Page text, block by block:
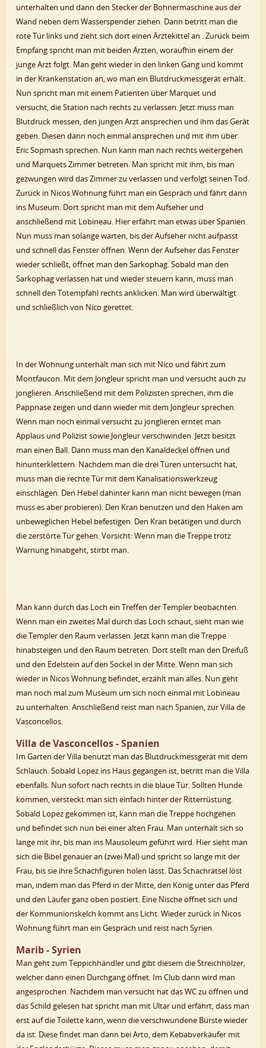
unterhalten und dann den Stecker der Bohnermaschine aus der
Wand neben dem Wasserspender ziehen. Dann betritt man die
rote Tür links und zieht sich dort einen Ärztekittel an . Zurück beim
Empfang spricht man mit beiden Ärzten, woraufhin einem der
junge Arzt folgt. Man geht wieder in den linken Gang und kommt
in der Krankenstation an, wo man ein Blutdruckmessgerät erhält.
Nun spricht man mit einem Patienten über Marquet und
versucht, die Station nach rechts zu verlassen. Jetzt muss man
Blutdruck messen, den jungen Arzt ansprechen und ihm das Gerät
geben. Diesen dann noch einmal ansprechen und mit ihm über
Eric Sopmash sprechen. Nun kann man nach rechts weitergehen
und Marquets Zimmer betreten. Man spricht mit ihm, bis man
gezwungen wird das Zimmer zu verlassen und verfolgt seinen Tod.
Zurück in Nicos Wohnung führt man ein Gespräch und fährt dann
ins Museum. Dort spricht man mit dem Aufseher und
anschließend mit Lobineau. Hier erfährt man etwas über Spanien.
Nun muss man solange warten, bis der Aufseher nicht aufpasst
und schnell das Fenster öffnen. Wenn der Aufseher das Fenster
wieder schließt, öffnet man den Sarkophag. Sobald man den
Sarkophag verlassen hat und wieder steuern kann, muss man
schnell den Totempfahl rechts anklicken. Man wird überwältigt
und schließlich von Nico gerettet.
In der Wohnung unterhält man sich mit Nico und fährt zum
Montfaucon. Mit dem Jongleur spricht man und versucht auch zu
jonglieren. Anschließend mit dem Polizisten sprechen, ihm die
Pappnase zeigen und dann wieder mit dem Jongleur sprechen.
Wenn man noch einmal versucht zu jonglieren erntet man
Applaus und Polizist sowie Jongleur verschwinden. Jetzt besitzt
man einen Ball. Dann muss man den Kanaldeckel öffnen und
hinunterklettern. Nachdem man die drei Türen untersucht hat,
muss man die rechte Tür mit dem Kanalisationswerkzeug
einschlagen. Den Hebel dahinter kann man nicht bewegen (man
muss es aber probieren). Den Kran benutzen und den Haken am
unbeweglichen Hebel befestigen. Den Kran betätigen und durch
die zerstörte Tür gehen. Vorsicht: Wenn man die Treppe trotz
Warnung hinabgeht, stirbt man.
Man kann durch das Loch ein Treffen der Templer beobachten.
Wenn man ein zweites Mal durch das Loch schaut, sieht man wie
die Templer den Raum verlassen. Jetzt kann man die Treppe
hinabsteigen und den Raum betreten. Dort stellt man den Dreifuß
und den Edelstein auf den Sockel in der Mitte. Wenn man sich
wieder in Nicos Wohnung befindet, erzählt man alles. Nun geht
man noch mal zum Museum um sich noch einmal mit Lobineau
zu unterhalten. Anschließend reist man nach Spanien, zur Villa de
Vasconcellos.
Villa de Vasconcellos - Spanien
Im Garten der Villa benutzt man das Blutdruckmessgerät mit dem
Schlauch. Sobald Lopez ins Haus gegangen ist, betritt man die Villa
ebenfalls. Nun sofort nach rechts in die blaue Tür. Sollten Hunde
kommen, versteckt man sich einfach hinter der Ritterrüstung.
Sobald Lopez gekommen ist, kann man die Treppe hochgehen
und befindet sich nun bei einer alten Frau. Man unterhält sich so
lange mit ihr, bis man ins Mausoleum geführt wird. Hier sieht man
sich die Bibel genauer an (zwei Mal) und spricht so lange mit der
Frau, bis sie ihre Schachfiguren holen lässt. Das Schachrätsel löst
man, indem man das Pferd in der Mitte, den König unter das Pferd
und den Läufer ganz oben postiert. Eine Nische öffnet sich und
der Kommunionskelch kommt ans Licht. Wieder zurück in Nicos
Wohnung führt man ein Gespräch und reist nach Syrien.
Marib - Syrien
Man geht zum Teppichhändler und gibt diesem die Streichhölzer,
welcher dann einen Durchgang öffnet. Im Club dann wird man
angesprochen. Nachdem man versucht hat das WC zu öffnen und
das Schild gelesen hat spricht man mit Ultar und erfährt, dass man
erst auf die Toilette kann, wenn die verschwundene Bürste wieder
da ist. Diese findet man dann bei Arto, dem Kebabverkäufer mit